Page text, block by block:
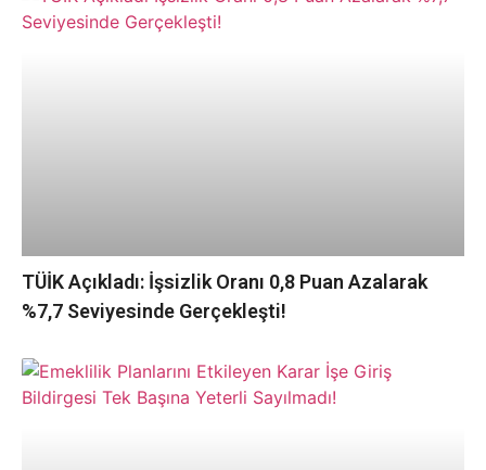
TÜİK Açıkladı: İşsizlik Oranı 0,8 Puan Azalarak
%7,7 Seviyesinde Gerçekleşti!